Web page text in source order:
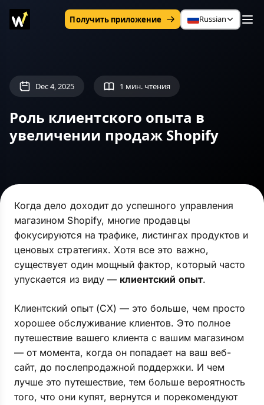
Получить приложение Russian
Dec 4, 2025 1 мин. чтения
Роль клиентского опыта в
увеличении продаж Shopify
Когда дело доходит до успешного управления
магазином Shopify, многие продавцы
фокусируются на трафике, листингах продуктов и
ценовых стратегиях. Хотя все это важно,
существует один мощный фактор, который часто
упускается из виду — клиентский опыт.
Клиентский опыт (CX) — это больше, чем просто
хорошее обслуживание клиентов. Это полное
путешествие вашего клиента с вашим магазином
— от момента, когда он попадает на ваш веб-
сайт, до послепродажной поддержки. И чем
лучше это путешествие, тем больше вероятность
того, что они купят, вернутся и порекомендуют